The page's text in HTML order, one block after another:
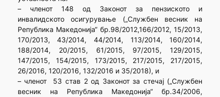
– членот 148 од Законот за пензиското и
инвалидското осигурување („Службен весник на
Република Македонија“ бр.98/2012,166/2012, 15/2013,
170/2013, 43/2014, 44/2014, 113/2014, 160/2014,
188/2014, 20/2015, 61/2015, 97/2015, 129/2015,
147/2015, 154/2015, 173/2015, 217/2015, 217/2015,
26/2016, 120/2016, 132/2016 и 35/2018), и
– членот 53 став 2 од Законот за стечај („Службен
весник на Република Македонија“ бр.34/2006,